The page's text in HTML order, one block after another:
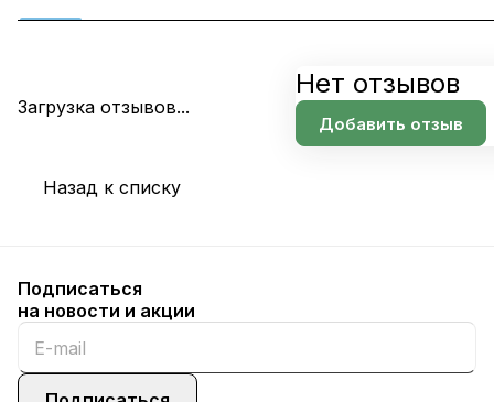
Загрузка отзывов...
Нет отзывов
Добавить отзыв
Назад к списку
Подписаться
на новости и акции